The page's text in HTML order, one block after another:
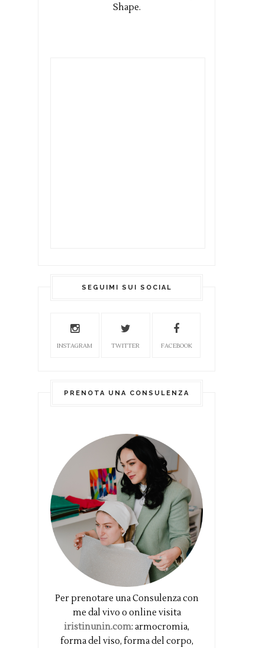
Shape.
SEGUIMI SUI SOCIAL
INSTAGRAM TWITTER FACEBOOK
PRENOTA UNA CONSULENZA
Per prenotare una Consulenza con
me dal vivo o online visita
iristinunin.com: armocromia,
forma del viso, forma del corpo,